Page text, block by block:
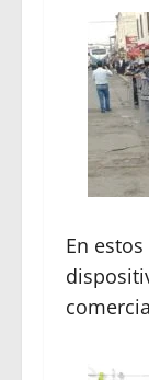
En